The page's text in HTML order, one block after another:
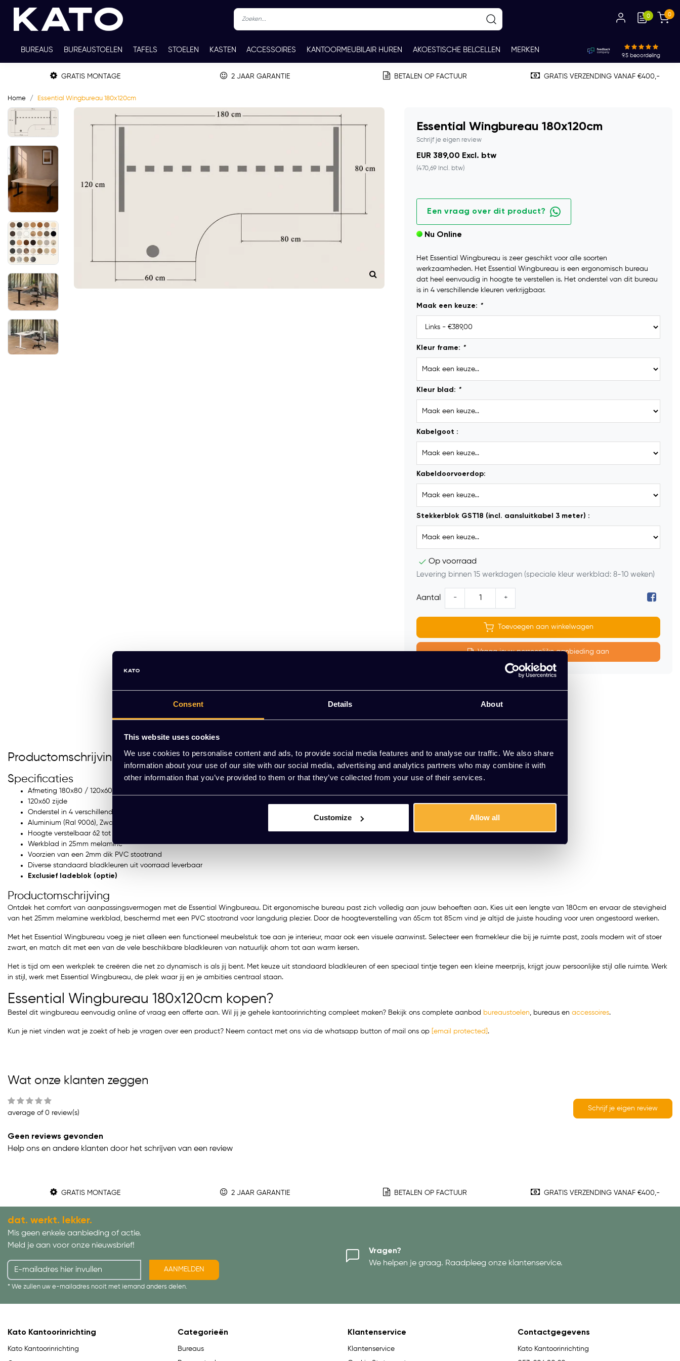
Consent Details About
This website uses cookies
We use cookies to personalise content and ads, to provide social media features and to analyse our traffic. We also share
information about your use of our site with our social media, advertising and analytics partners who may combine it with
other information that you’ve provided to them or that they’ve collected from your use of their services.
Customize Allow all
0 0
BUREAUS BUREAUSTOELEN TAFELS STOELEN KASTEN ACCESSOIRES KANTOORMEUBILAIR HUREN AKOESTISCHE BELCELLEN MERKEN
TWEEDEHANDS THUISWERKPLEKKEN WERKBLADKLEUREN CONTACT
9.5 beoordeling
GRATIS MONTAGE 2 JAAR GARANTIE BETALEN OP FACTUUR GRATIS VERZENDING VANAF €400,-
Home Essential Wingbureau 180x120cm
Essential Wingbureau 180x120cm
Schrijf je eigen review
EUR 389,00 Excl. btw
(470,69 Incl. btw)
Een vraag over dit product?
Nu Online
Het Essential Wingbureau is zeer geschikt voor alle soorten
werkzaamheden. Het Essential Wingbureau is een ergonomisch bureau
dat heel eenvoudig in hoogte te verstellen is. Het onderstel van dit bureau
is in 4 verschillende kleuren verkrijgbaar.
Maak een keuze: *
Kleur frame: *
Kleur blad: *
Kabelgoot :
Kabeldoorvoerdop:
Stekkerblok GST18 (incl. aansluitkabel 3 meter) :
Op voorraad
Levering binnen 15 werkdagen (speciale kleur werkblad: 8-10 weken)
Aantal - +
Toevoegen aan winkelwagen
Vraag jouw persoonlijke aanbieding aan
Gratis montage
Meer dan 20 jaar ervaring
Productomschrijving
Specificaties
Afmeting 180x80 / 120x60cm
120x60 zijde
Onderstel in 4 verschillende kleuren
Aluminium (Ral 9006), Zwart (Ral 9005), Wit (Ral 9010) en Antraciet (Ral 7016)
Hoogte verstelbaar 62 tot 85cm
Werkblad in 25mm melamine
Voorzien van een 2mm dik PVC stootrand
Diverse standaard bladkleuren uit voorraad leverbaar
Exclusief ladeblok (optie)
Productomschrijving
Ontdek het comfort van aanpassingsvermogen met de Essential Wingbureau. Dit ergonomische bureau past zich volledig aan jouw behoeften aan. Kies uit een lengte van 180cm en ervaar de stevigheid
van het 25mm melamine werkblad, beschermd met een PVC stootrand voor langdurig plezier. Door de hoogteverstelling van 65cm tot 85cm vind je altijd de juiste houding voor uren ongestoord werken.
Met het Essential Wingbureau voeg je niet alleen een functioneel meubelstuk toe aan je interieur, maar ook een visuele aanwinst. Selecteer een framekleur die bij je ruimte past, zoals modern wit of stoer
zwart, en match dit met een van de vele beschikbare bladkleuren van natuurlijk ahorn tot aan warm kersen.
Het is tijd om een werkplek te creëren die net zo dynamisch is als jij bent. Met keuze uit standaard bladkleuren of een speciaal tintje tegen een kleine meerprijs, krijgt jouw persoonlijke stijl alle ruimte. Werk
in stijl, werk met Essential Wingbureau, de plek waar jij en je ambities centraal staan.
Essential Wingbureau 180x120cm kopen?
Bestel dit wingbureau eenvoudig online of vraag een offerte aan. Wil jij je gehele kantoorinrichting compleet maken? Bekijk ons complete aanbod bureaustoelen bureaus en accessoires.
Kun je niet vinden wat je zoekt of heb je vragen over een product? Neem contact met ons via de whatsapp button of mail ons op [email protected] .
Wat onze klanten zeggen
average of 0 review(s)
Schrijf je eigen review
Geen reviews gevonden
Help ons en andere klanten door het schrijven van een review
GRATIS MONTAGE 2 JAAR GARANTIE BETALEN OP FACTUUR GRATIS VERZENDING VANAF €400,-
dat. werkt. lekker.
Mis geen enkele aanbieding of actie.
Meld je aan voor onze nieuwsbrief!
AANMELDEN
* We zullen uw e-mailadres nooit met iemand anders delen.
Vragen?
We helpen je graag. Raadpleeg onze klantenservice.
Kato Kantoorinrichting
Kato Kantoorinrichting
Categorieën
Bureaus
Klantenservice
Klantenservice
Contactgegevens
Kato Kantoorinrichting